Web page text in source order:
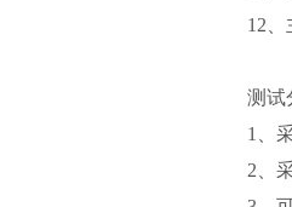
12、
测试
1、
2、